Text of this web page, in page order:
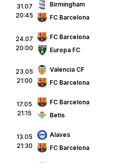
31.07
20:45
Birmingham
FC Barcelona
24.07
20:00
FC Barcelona
Europa FC
23.05
21:00
Valencia CF
FC Barcelona
17.05
21:15
FC Barcelona
Betis
13.05
21:30
Alaves
FC Barcelona